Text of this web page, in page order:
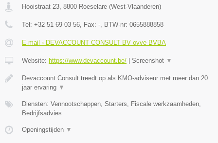
Hooistraat 23 8800 Roeselare (West-Vlaanderen)
Tel: +32 51 69 03 56 , Fax: - , BTW-nr: 0655888858
E-mail › DEVACCOUNT CONSULT BV ovve BVBA
Website: https://www.devaccount.be/ | Screenshot ▼
Devaccount Consult treedt op als KMO-adviseur met meer dan 20
jaar ervaring ▼
Diensten: Vennootschappen, Starters, Fiscale werkzaamheden,
Bedrijfsadvies
Openingstijden ▼